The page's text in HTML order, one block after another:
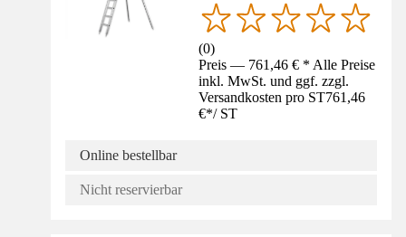
(0)
Preis — 761,46 € * Alle Preise
inkl. MwSt. und ggf. zzgl.
Versandkosten pro ST761,46
€*/ ST
Online bestellbar
Nicht reservierbar